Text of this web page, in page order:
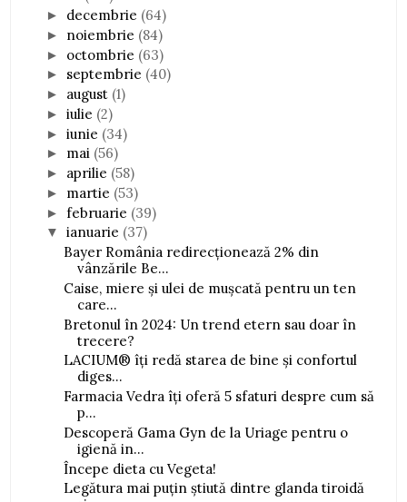
► decembrie (64)
► noiembrie (84)
► octombrie (63)
► septembrie (40)
► august (1)
►iulie (2)
►iunie (34)
► mai (56)
► aprilie (58)
► martie (53)
►februarie (39)
▼ianuarie (37)
Bayer România redirecționează 2% din
vânzările Be...
Caise, miere și ulei de mușcată pentru un ten
care...
Bretonul în 2024: Un trend etern sau doar în
trecere?
LACIUM® îți redă starea de bine și confortul
diges...
Farmacia Vedra îți oferă 5 sfaturi despre cum să
p...
Descoperă Gama Gyn de la Uriage pentru o
igienă in...
Începe dieta cu Vegeta!
Legătura mai puțin știută dintre glanda tiroidă